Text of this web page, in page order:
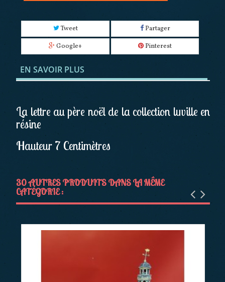
Tweet
Partager
Google+
Pinterest
EN SAVOIR PLUS
La lettre au père noël de la collection luville en
résine
Hauteur 7 Centimètres
30 AUTRES PRODUITS DANS LA MÊME
CATÉGORIE :